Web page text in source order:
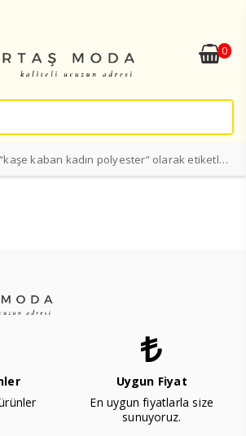
0
kaban kadın polyester” olarak etiketlendi
Uygun Fiyat
En uygun fiyatlarla size
sunuyoruz.